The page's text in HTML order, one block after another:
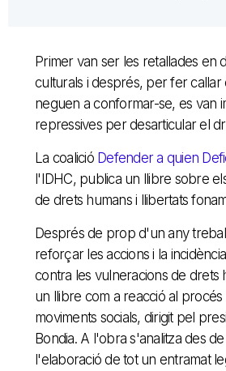
Primer van ser les retallades en
culturals i després, per fer callar
neguen a conformar-se, es van
repressives per desarticular el
La coalició Defender a quien
l'IDHC, publica un llibre sobre
de drets humans i llibertats
Després de prop d'un any
reforçar les accions i la
contra les vulneracions de drets
un llibre com a reacció al procés
moviments socials, dirigit pel
Bondia. A l'obra s'analitza des
l'elaboració de tot un entramat